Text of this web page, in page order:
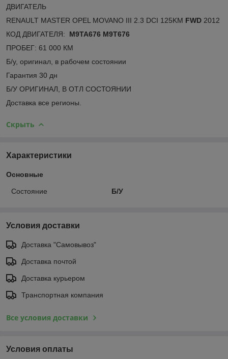
ДВИГАТЕЛЬ
RENAULT MASTER OPEL MOVANO III 2.3 DCI 125KM FWD 2012
КОД ДВИГАТЕЛЯ: M9TA676 M9T676
ПРОБЕГ: 61 000 КМ
Б/у, оригинал, в рабочем состоянии
Гарантия 30 дн
Б/У ОРИГИНАЛ, В ОТЛ СОСТОЯНИИ
Доставка все регионы.
Скрыть
Характеристики
Основные
Состояние Б/У
Условия доставки
Доставка "Самовывоз"
Доставка почтой
Доставка курьером
Транспортная компания
Все условия доставки
Условия оплаты